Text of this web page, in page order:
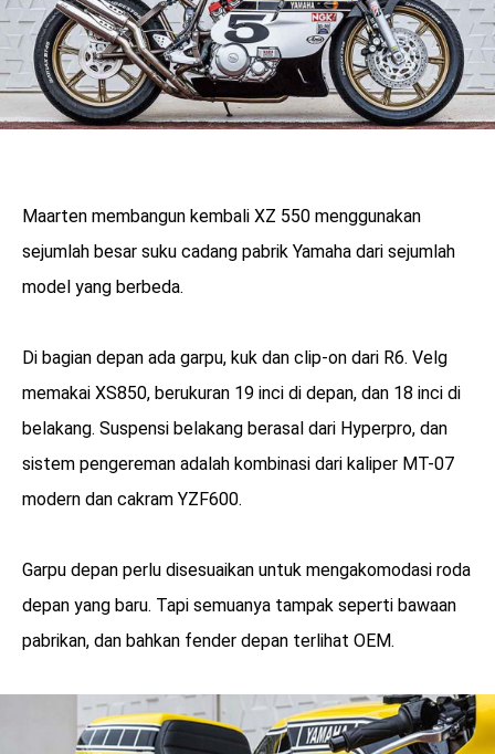
Maarten membangun kembali XZ 550 menggunakan
sejumlah besar suku cadang pabrik Yamaha dari sejumlah
model yang berbeda.
Di bagian depan ada garpu, kuk dan clip-on dari R6. Velg
memakai XS850, berukuran 19 inci di depan, dan 18 inci di
belakang. Suspensi belakang berasal dari Hyperpro, dan
sistem pengereman adalah kombinasi dari kaliper MT-07
modern dan cakram YZF600.
Garpu depan perlu disesuaikan untuk mengakomodasi roda
depan yang baru. Tapi semuanya tampak seperti bawaan
pabrikan, dan bahkan fender depan terlihat OEM.